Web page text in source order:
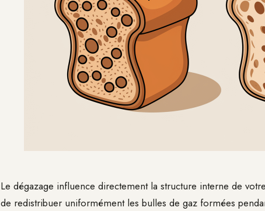
Le dégazage influence directement la structure interne de
de redistribuer uniformément les bulles de gaz formées